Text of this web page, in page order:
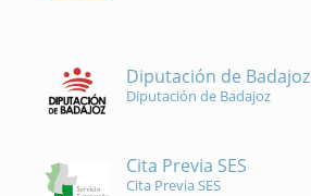
Diputación de Badajoz
Diputación de Badajoz
Cita Previa SES
Cita Previa SES